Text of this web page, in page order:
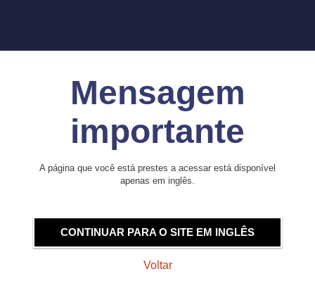
Mensagem
importante
A página que você está prestes a acessar está disponível
apenas em inglês.
CONTINUAR PARA O SITE EM INGLÊS
Voltar